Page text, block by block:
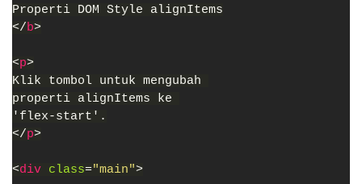
Properti DOM Style alignItems
</b>
<p>
Klik tombol untuk mengubah
properti alignItems ke
'flex-start'.
</p>
<div class="main">